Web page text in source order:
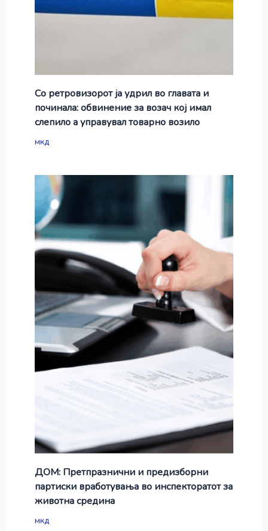
Со ретровизорот ја удрил во главата и
починала: обвинение за возач кој имал
слепило а управувал товарно возило
мкд
ДОМ: Претпразнични и предизборни
партиски вработувања во инспекторатот за
животна средина
мкд